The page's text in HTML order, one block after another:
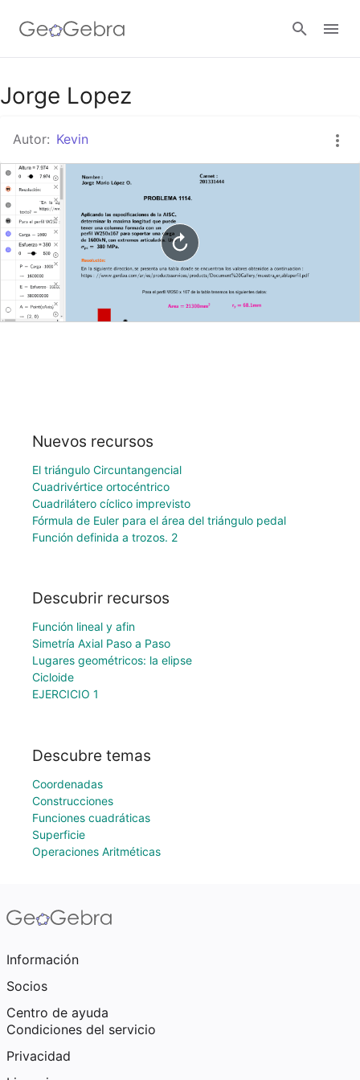
Google Classroom
GeoGebra Classroom
Jorge Lopez
Autor: Kevin
Nuevos recursos
El triángulo Circuntangencial
Cuadrivértice ortocéntrico
Cuadrilátero cíclico imprevisto
Fórmula de Euler para el área del triángulo pedal
Función definida a trozos. 2
Descubrir recursos
Función lineal y afin
Simetría Axial Paso a Paso
Lugares geométricos: la elipse
Cicloide
EJERCICIO 1
Descubre temas
Coordenadas
Construcciones
Funciones cuadráticas
Superficie
Operaciones Aritméticas
Información
Socios
Centro de ayuda
Condiciones del servicio
Privacidad